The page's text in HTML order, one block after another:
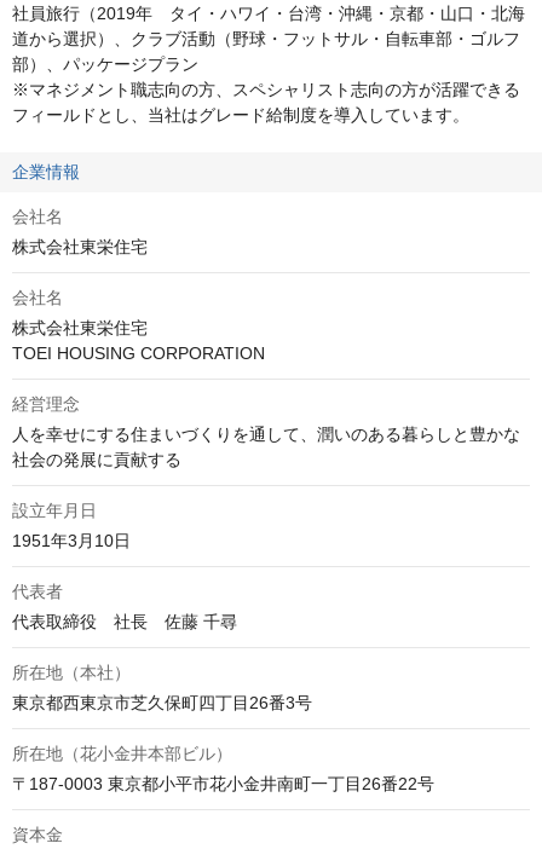
社員旅行（2019年　タイ・ハワイ・台湾・沖縄・京都・山口・北海
道から選択）、クラブ活動（野球・フットサル・自転車部・ゴルフ
部）、パッケージプラン
※マネジメント職志向の方、スペシャリスト志向の方が活躍できる
フィールドとし、当社はグレード給制度を導入しています。
企業情報
会社名
株式会社東栄住宅
会社名
株式会社東栄住宅
TOEI HOUSING CORPORATION
経営理念
人を幸せにする住まいづくりを通して、潤いのある暮らしと豊かな
社会の発展に貢献する
設立年月日
1951年3月10日
代表者
代表取締役　社長　佐藤 千尋
所在地（本社）
東京都西東京市芝久保町四丁目26番3号
所在地（花小金井本部ビル）
〒187-0003 東京都小平市花小金井南町一丁目26番22号
資本金